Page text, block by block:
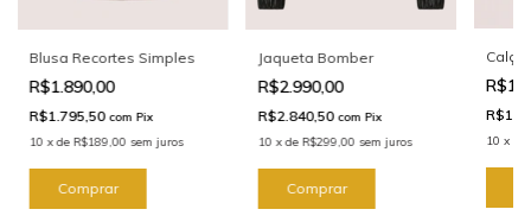
Blusa Recortes Simples
R$1.890,00
R$1.795,50 com Pix
10 xde R$189,00 sem juros
Comprar
Jaqueta Bomber
R$2.990,00
R$2.840,50 com Pix
10 xde R$299,00 sem juros
Comprar
Calça
10 x